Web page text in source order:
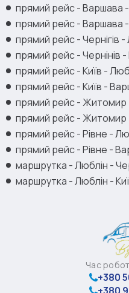
прямий рейс - Варшава
прямий рейс - Варшава -
прямий рейс - Чернігів
прямий рейс - Чернінів
прямий рейс - Київ -
прямий рейс - Київ -
прямий рейс - Житомир
прямий рейс - Житомир
прямий рейс - Рівне -
прямий рейс - Рівне -
маршрутка - Люблін -
маршрутка - Люблін -
Час
+380